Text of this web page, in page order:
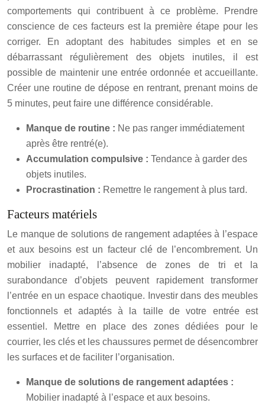
comportements qui contribuent à ce problème. Prendre
conscience de ces facteurs est la première étape pour les
corriger. En adoptant des habitudes simples et en se
débarrassant régulièrement des objets inutiles, il est
possible de maintenir une entrée ordonnée et accueillante.
Créer une routine de dépose en rentrant, prenant moins de
5 minutes, peut faire une différence considérable.
Manque de routine : Ne pas ranger immédiatement
après être rentré(e).
Accumulation compulsive : Tendance à garder des
objets inutiles.
Procrastination : Remettre le rangement à plus tard.
Facteurs matériels
Le manque de solutions de rangement adaptées à l’espace
et aux besoins est un facteur clé de l’encombrement. Un
mobilier inadapté, l’absence de zones de tri et la
surabondance d’objets peuvent rapidement transformer
l’entrée en un espace chaotique. Investir dans des meubles
fonctionnels et adaptés à la taille de votre entrée est
essentiel. Mettre en place des zones dédiées pour le
courrier, les clés et les chaussures permet de désencombrer
les surfaces et de faciliter l’organisation.
Manque de solutions de rangement adaptées :
Mobilier inadapté à l’espace et aux besoins.